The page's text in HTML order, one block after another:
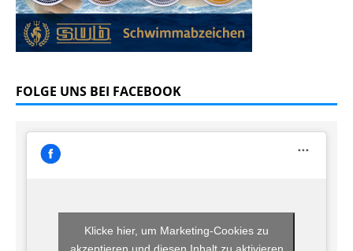
FOLGE UNS BEI FACEBOOK
Klicke hier, um Marketing-Cookies zu
akzeptieren und diesen Inhalt zu aktivieren